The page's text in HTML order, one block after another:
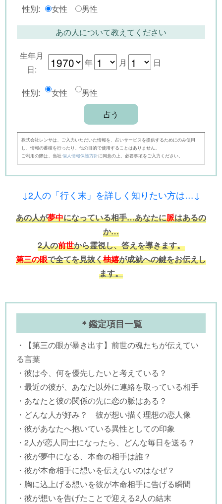
性別: 女性 男性
あの人について教えてください
生年月
日:
年 月 日
性別: 女性 男性
株式会社レンサは、ご入力いただいた情報を、占いサービスを提供するためにのみ使用
し、情報の蓄積を行ったり、他の目的で使用することはありません。
ご利用の際は、当社 個人情報保護方針に同意の上、必要事項をご入力ください。
↓2人の「行く末」を詳しく知りたい方は…↓
あの人が夢中になっている相手…あなたに脈はあるの
か…
2人の前世から霊視し、答えを導きます。
第三の眼で全てを見抜く柚嬉が成就への鍵をお伝えし
ます。
＊鑑定項目一覧
・【第三の眼が暴き出す】前世の魂たちが伝えてい
る言葉
・彼は今、何を優先したいと考えている？
・最近の彼が、あなた以外に連絡を取っている相手
・あなたと彼の関係の先に恋の脈はある？
・どんな人が好み？ 彼が想い描く理想の恋人像
・彼があなたへ抱いている異性としての印象
・2人が恋人同士になったら、どんな毎日を送る？
・彼が夢中になる、本命の相手は誰？
・彼が本命相手に想いを伝えないのはなぜ？
・胸に込上げる想いを彼が本命相手に告げる瞬間
・彼が想いを告げたことで迎える2人の結末